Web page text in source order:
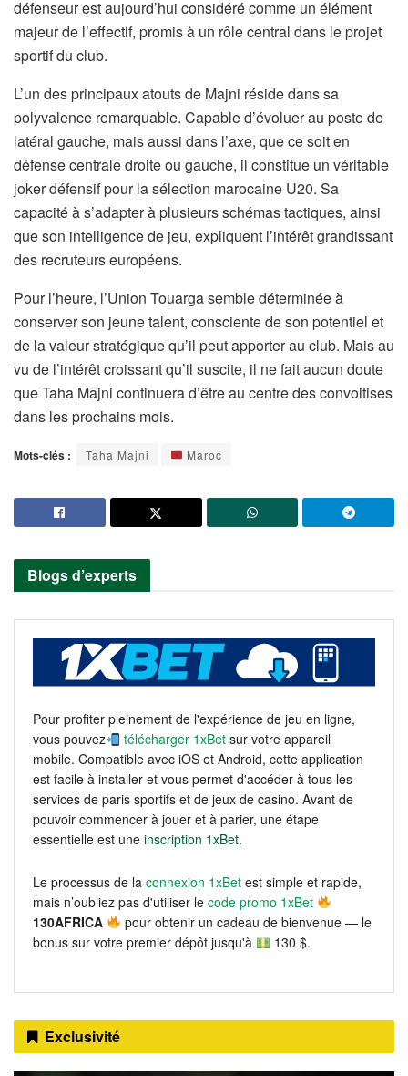
défenseur est aujourd’hui considéré comme un élément
majeur de l’effectif, promis à un rôle central dans le projet
sportif du club.
L’un des principaux atouts de Majni réside dans sa
polyvalence remarquable. Capable d’évoluer au poste de
latéral gauche, mais aussi dans l’axe, que ce soit en
défense centrale droite ou gauche, il constitue un véritable
joker défensif pour la sélection marocaine U20. Sa
capacité à s’adapter à plusieurs schémas tactiques, ainsi
que son intelligence de jeu, expliquent l’intérêt grandissant
des recruteurs européens.
Pour l’heure, l’Union Touarga semble déterminée à
conserver son jeune talent, consciente de son potentiel et
de la valeur stratégique qu’il peut apporter au club. Mais au
vu de l’intérêt croissant qu’il suscite, il ne fait aucun doute
que Taha Majni continuera d’être au centre des convoitises
dans les prochains mois.
Mots-clés : Taha Majni Maroc
Blogs d’experts
Pour profiter pleinement de l'expérience de jeu en ligne,
vous pouvez
télécharger 1xBet sur votre appareil
mobile. Compatible avec iOS et Android, cette application
est facile à installer et vous permet d'accéder à tous les
services de paris sportifs et de jeux de casino. Avant de
pouvoir commencer à jouer et à parier, une étape
essentielle est une inscription 1xBet.
Le processus de la connexion 1xBet est simple et rapide,
mais n’oubliez pas d'utiliser le code promo 1xBet
130AFRICA
pour obtenir un cadeau de bienvenue — le
bonus sur votre premier dépôt jusqu'à
130 $.
Exclusivité